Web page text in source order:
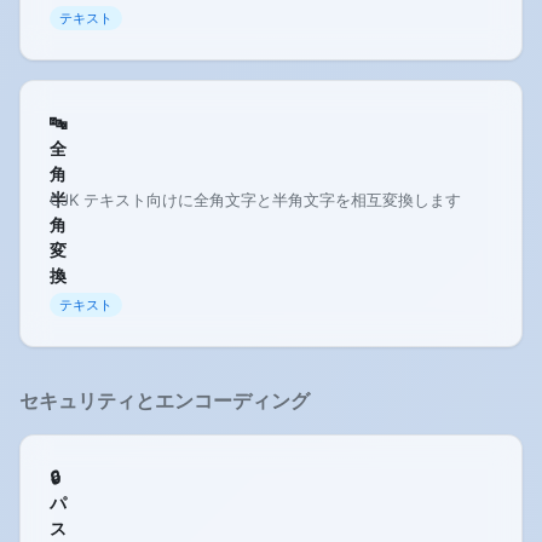
テキスト
🔤
全
角
半
角
変
換
CJK テキスト向けに全角文字と半角文字を相互変換します
テキスト
セキュリティとエンコーディング
🔒
パ
ス